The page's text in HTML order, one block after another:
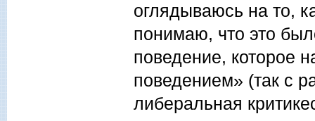
оглядываюсь на то,
понимаю, что это
поведение, которое
поведением» (так с
либеральная